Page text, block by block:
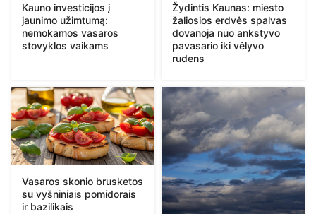
Kauno investicijos į
jaunimo užimtumą:
nemokamos vasaros
stovyklos vaikams
Žydintis Kaunas: miesto
žaliosios erdvės spalvas
dovanoja nuo ankstyvo
pavasario iki vėlyvo
rudens
Vasaros skonio brusketos
su vyšniniais pomidorais
ir bazilikais